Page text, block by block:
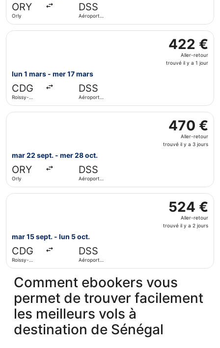
1
heure
ORY
Orly
DSS
Aéroport
422 €
Aller-
retour,
1
jour
422 €
Aller-retour
trouvé il y a 1 jour
lun 1 mars - mer 17 mars
CDG
Roissy-
DSS
Aéroport
Sélectionner le vol Royal Air Maroc, décollant le lun 1
470 €
Aller-
retour,
3
jours
470 €
Aller-retour
trouvé il y a 3 jours
mar 22 sept. - mer 28 oct.
ORY
Orly
DSS
Aéroport
Sélectionner le vol Vueling Airlines, décollant le mar 22
524 €
Aller-
retour,
2
jours
524 €
Aller-retour
trouvé il y a 2 jours
mar 15 sept. - lun 5 oct.
CDG
Roissy-
DSS
Aéroport
Diagne
Sélectionner le vol Swiss International Air Lines,
Comment ebookers vous
permet de trouver facilement
les meilleurs vols à
destination de Sénégal